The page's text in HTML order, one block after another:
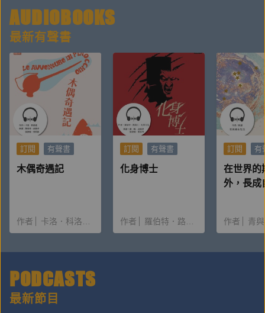
AUDIOBOOKS
最新有聲書
訂閱 有聲書
木偶奇遇記
作者 卡洛．科洛迪（Carlo Collodi）
訂閱 有聲書
化身博士
作者 羅伯特．路易士．史蒂文生
訂閱 有
在世界的
外，長成
作者 青
PODCASTS
最新節目